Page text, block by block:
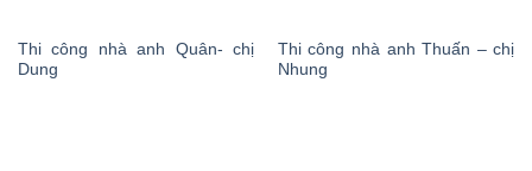
Thi công nhà anh Quân- chị
Dung
Thi công nhà anh Thuấn – chị
Nhung